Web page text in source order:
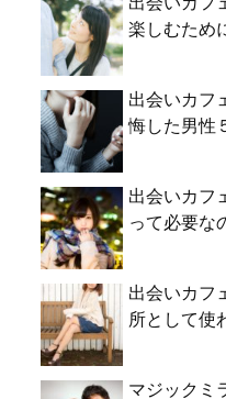
楽しむため
出会いカフ
悔した男性
出会いカフ
って必要な
出会いカフ
所として使
マジックミ